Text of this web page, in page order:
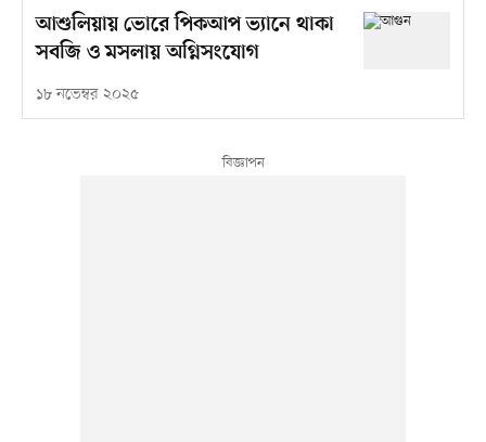
আশুলিয়ায় ভোরে পিকআপ ভ্যানে থাকা
সবজি ও মসলায় অগ্নিসংযোগ
১৮ নভেম্বর ২০২৫